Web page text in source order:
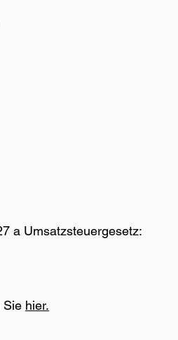
a Umsatzsteuergesetz:
Sie hier.